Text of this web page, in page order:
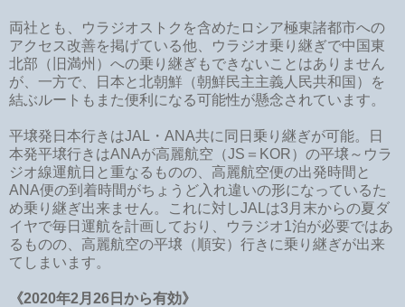
両社とも、ウラジオストクを含めたロシア極東諸都市への
アクセス改善を掲げている他、ウラジオ乗り継ぎで中国東
北部（旧満州）への乗り継ぎもできないことはありません
が、一方で、日本と北朝鮮（朝鮮民主主義人民共和国）を
結ぶルートもまた便利になる可能性が懸念されています。
平壌発日本行きはJAL・ANA共に同日乗り継ぎが可能。日
本発平壌行きはANAが高麗航空（JS＝KOR）の平壌～ウラ
ジオ線運航日と重なるものの、高麗航空便の出発時間と
ANA便の到着時間がちょうど入れ違いの形になっているた
め乗り継ぎ出来ません。これに対しJALは3月末からの夏ダ
イヤで毎日運航を計画しており、ウラジオ1泊が必要ではあ
るものの、高麗航空の平壌（順安）行きに乗り継ぎが出来
てしまいます。
《2020年2月26日から有効》